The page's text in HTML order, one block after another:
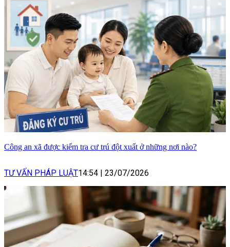
Công an xã được kiểm tra cư trú đột xuất ở những nơi nào?
TƯ VẤN PHÁP LUẬT14:54 23/07/2026